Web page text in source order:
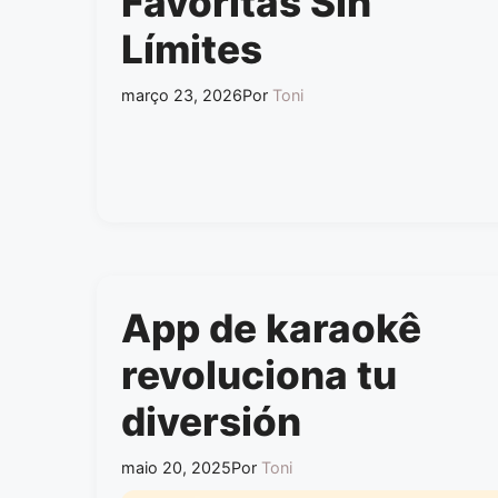
Límites
março 23, 2026Por Toni
App de karaokê
revoluciona tu
diversión
maio 20, 2025Por Toni